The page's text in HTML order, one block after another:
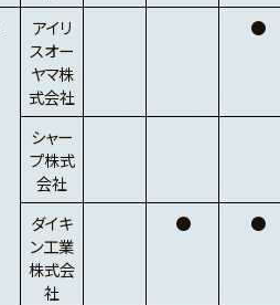
アイリ
スオー
ヤマ株
式会社
●
シャー
プ株式
会社
ダイキ
ン工業
株式会
社
● ●